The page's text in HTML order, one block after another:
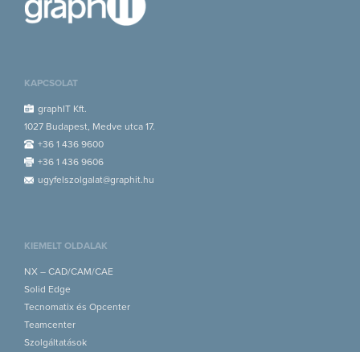
KAPCSOLAT
graphIT Kft.
1027 Budapest, Medve utca 17.
+36 1 436 9600
+36 1 436 9606
ugyfelszolgalat@graphit.hu
KIEMELT OLDALAK
NX – CAD/CAM/CAE
Solid Edge
Tecnomatix és Opcenter
Teamcenter
Szolgáltatások